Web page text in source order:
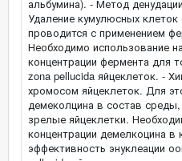
альбумина). - Метод
Удаление кумулюсных
проводится с применением
Необходимо использование
концентрации фермента для
zona pellucida яйцеклеток. -
хромосом яйцеклеток. Для
демеколцина в состав
зрелые яйцеклетки.
концентрации демелкоцина в
эффективность энуклеации